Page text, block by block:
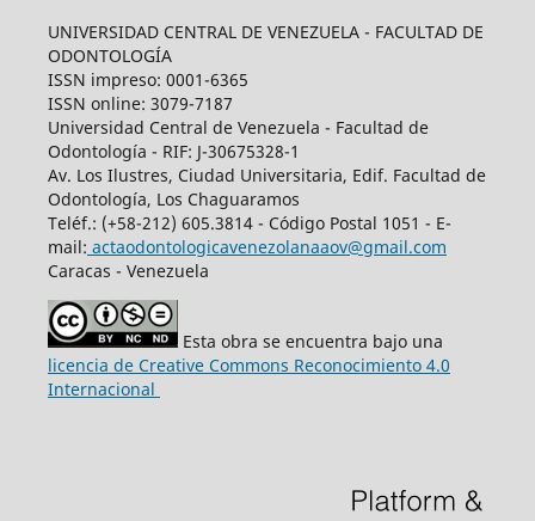
UNIVERSIDAD CENTRAL DE VENEZUELA - FACULTAD DE
ODONTOLOGÍA
ISSN impreso: 0001-6365
ISSN online: 3079-7187
Universidad Central de Venezuela - Facultad de
Odontología - RIF: J-30675328-1
Av. Los Ilustres, Ciudad Universitaria, Edif. Facultad de
Odontología, Los Chaguaramos
Teléf.: (+58-212) 605.3814 - Código Postal 1051 - E-
mail: actaodontologicavenezolanaaov@gmail.com
Caracas - Venezuela
Esta obra se encuentra bajo una
licencia de Creative Commons Reconocimiento 4.0
Internacional